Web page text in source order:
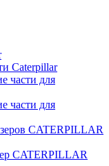
Caterpillar
части для
части для
CATERPILLAR
CATERPILLAR